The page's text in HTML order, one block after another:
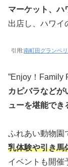
マーケット、ハ
出店し、ハワイ
引用:南町田グランベ
”Enjoy！Family
カピバラなどが
ューを堪能でき
ふれあい動物園
乳体験や引き馬
イベントも開催